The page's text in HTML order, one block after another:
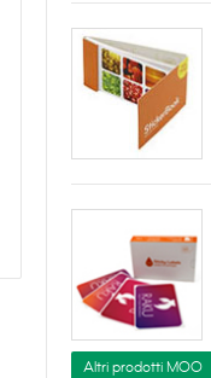
Altri prodotti MOO